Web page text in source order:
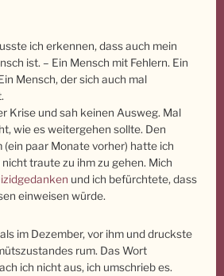
ich erkennen, dass auch mein
ist. – Ein Mensch mit Fehlern. Ein
Mensch, der sich auch mal
Krise und sah keinen Ausweg. Mal
wie es weitergehen sollte. Den
(ein paar Monate vorher) hatte ich
traute zu ihm zu gehen. Mich
und ich befürchtete, dass
einweisen würde.
im Dezember, vor ihm und druckste
rum. Das Wort
ich nicht aus, ich umschrieb es.